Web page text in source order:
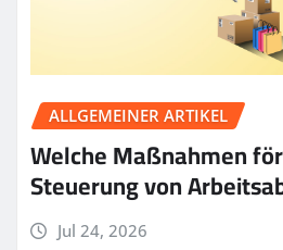
ALLGEMEINER ARTIKEL
Welche Maßnahmen
Steuerung von
Jul 24, 2026